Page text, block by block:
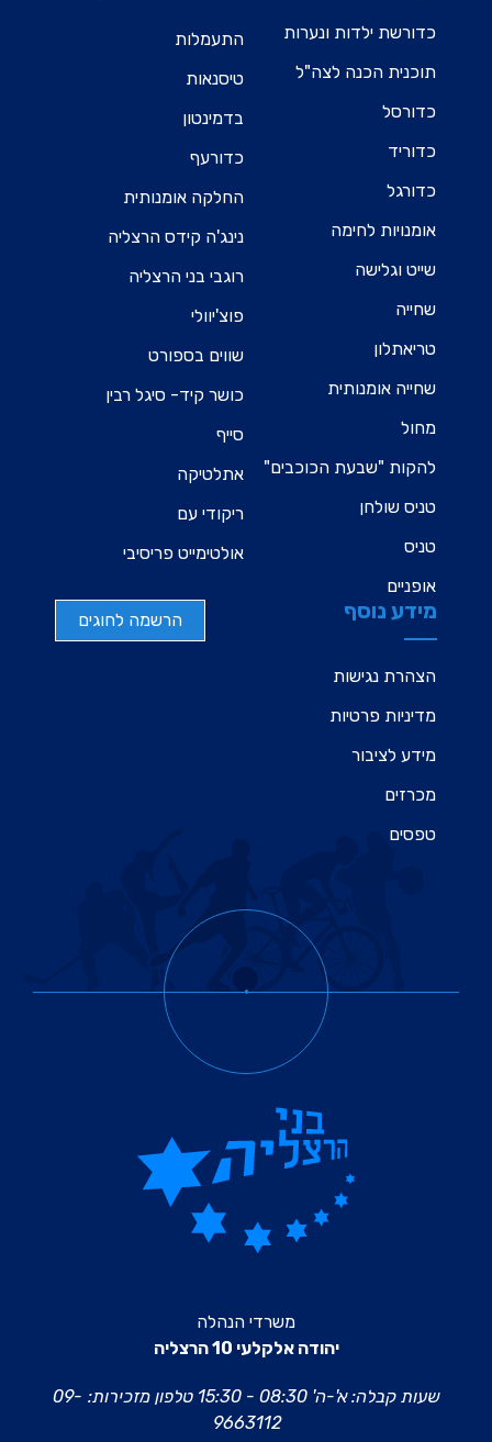
כדורשת ילדות ונערות
תוכנית הכנה לצה"ל
כדורסל
כדוריד
כדורגל
אומנויות לחימה
שייט וגלישה
שחייה
טריאתלון
שחייה אומנותית
מחול
להקות "שבעת הכוכבים"
טניס שולחן
טניס
אופניים
התעמלות
טיסנאות
בדמינטון
כדורעף
החלקה אומנותית
נינג'ה קידס הרצליה
רוגבי בני הרצליה
פוצ'יוולי
שווים בספורט
כושר קיד- סיגל רבין
סייף
אתלטיקה
ריקודי עם
אולטימייט פריסיבי
מידע נוסף
הצהרת נגישות
מדיניות פרטיות
מידע לציבור
מכרזים
טפסים
הרשמה לחוגים
משרדי הנהלה
יהודה אלקלעי 10 הרצליה
שעות קבלה: א'-ה' 08:30 - 15:30 טלפון מזכירות: 09-
9663112